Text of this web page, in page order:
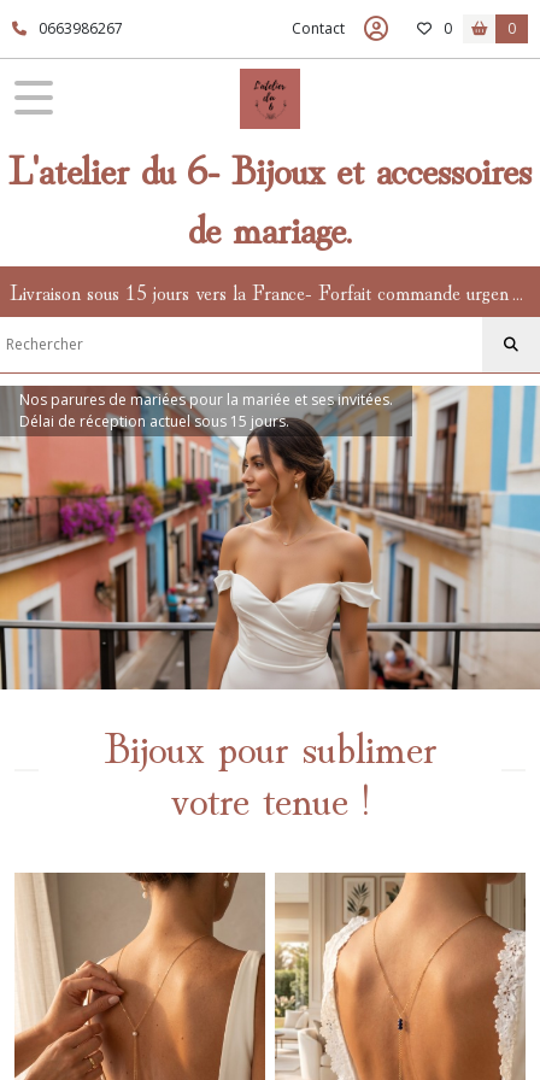
0663986267 Contact 0 0
L'atelier du 6- Bijoux et accessoires
de mariage.
Livraison sous 15 jours vers la France- Forfait commande urgente en supplément.
Nos parures de mariées pour la mariée et ses invitées.
Délai de réception actuel sous 15 jours.
Bijoux pour sublimer
votre tenue !